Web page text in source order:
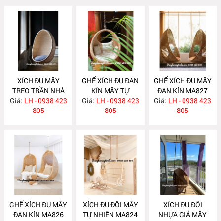
XÍCH ĐU MÂY
TREO TRẦN NHÀ
MA829
Giá: LH - 0938 423
805
GHẾ XÍCH ĐU ĐAN
KÍN MÂY TỰ
NHIÊN TREO
TRẦN NHÀ MA828
Giá: LH - 0938 423
805
GHẾ XÍCH ĐU MÂY
ĐAN KÍN MA827
Giá: LH - 0938 423
805
GHẾ XÍCH ĐU MÂY
ĐAN KÍN MA826
XÍCH ĐU ĐÔI MÂY
TỰ NHIÊN MA824
XÍCH ĐU ĐÔI
NHỰA GIẢ MÂY